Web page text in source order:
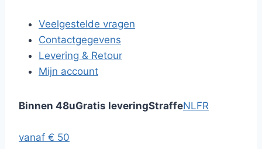
Veelgestelde vragen
Contactgegevens
Levering & Retour
Mijn account
Binnen 48uGratis leveringStraffeNLFR
vanaf € 50